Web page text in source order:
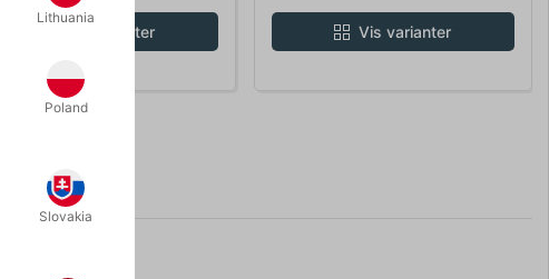
Vis varianter Vis varianter
Lithuania
Poland
Slovakia